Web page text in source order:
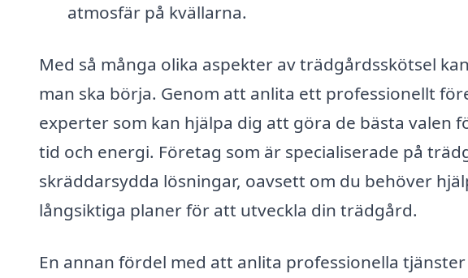
atmosfär på kvällarna.
Med så många olika aspekter av trädgårdsskötsel
man ska börja. Genom att anlita ett professionellt
experter som kan hjälpa dig att göra de bästa valen
tid och energi. Företag som är specialiserade på
skräddarsydda lösningar, oavsett om du behöver
långsiktiga planer för att utveckla din trädgård.
En annan fördel med att anlita professionella